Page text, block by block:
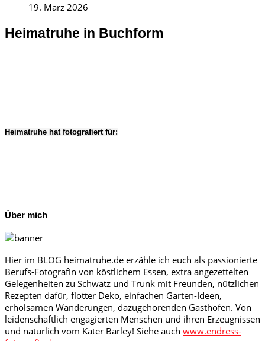
19. März 2026
Heimatruhe in Buchform
Heimatruhe hat fotografiert für:
Über mich
Hier im BLOG heimatruhe.de erzähle ich euch als passionierte
Berufs-Fotografin von köstlichem Essen, extra angezettelten
Gelegenheiten zu Schwatz und Trunk mit Freunden, nützlichen
Rezepten dafür, flotter Deko, einfachen Garten-Ideen,
erholsamen Wanderungen, dazugehörenden Gasthöfen. Von
leidenschaftlich engagierten Menschen und ihren Erzeugnissen
und natürlich vom Kater Barley! Siehe auch www.endress-